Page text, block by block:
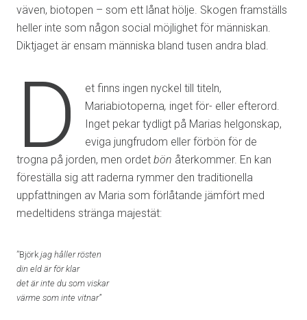
väven, biotopen – som ett lånat hölje. Skogen framställs
heller inte som någon social möjlighet för människan.
Diktjaget är ensam människa bland tusen andra blad.
D
et finns ingen nyckel till titeln,
Mariabiotoperna, inget för- eller efterord.
Inget pekar tydligt på Marias helgonskap,
eviga jungfrudom eller förbön för de
trogna på jorden, men ordet bön återkommer. En kan
föreställa sig att raderna rymmer den traditionella
uppfattningen av Maria som förlåtande jämfört med
medeltidens stränga majestät:
”Björk jag håller rösten
din eld är för klar
det är inte du som viskar
värme som inte vitnar”